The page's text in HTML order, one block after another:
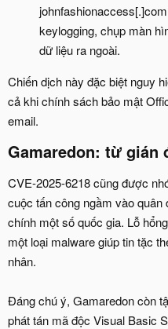
keylogging, chụp màn
dữ liệu ra ngoài.
Chiến dịch này đặc biệt nguy
cả khi chính sách bảo mật
email.
Gamaredon: từ gián
CVE-2025-6218 cũng được
cuộc tấn công ngầm vào
chính một số quốc gia. Lỗ
một loại malware giúp tin tặc
nhân.
Đáng chú ý, Gamaredon còn
phát tán mã độc Visual Basic